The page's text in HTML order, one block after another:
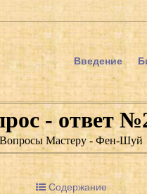
Введение
- ответ
Вопросы Мастеру - Фен-Шуй
Содержание